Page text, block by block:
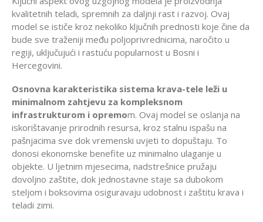
kvalitetnih teladi, spremnih za daljnji rast i razvoj. Ovaj
model se ističe kroz nekoliko ključnih prednosti koje čine da
bude sve traženiji među poljoprivrednicima, naročito u
regiji, uključujući i rastuću popularnost u Bosni i
Hercegovini.
Osnovna karakteristika sistema krava-tele leži u
minimalnom zahtjevu za kompleksnom
infrastrukturom i opremom. Ovaj model se oslanja na
iskorištavanje prirodnih resursa, kroz stalnu ispašu na
pašnjacima sve dok vremenski uvjeti to dopuštaju. To
donosi ekonomske benefite uz minimalno ulaganje u
objekte. U ljetnim mjesecima, nadstrešnice pružaju
dovoljno zaštite, dok jednostavne staje sa dubokom
steljom i boksovima osiguravaju udobnost i zaštitu krava i
teladi zimi.